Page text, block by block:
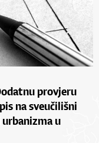
provjeru
na sveučilišni
u